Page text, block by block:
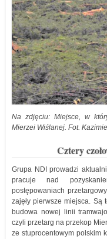
Na zdjęciu: Miejsce, w
Mierzei Wiślanej. Fot.
Cztery
Grupa NDI prowadzi
pracuje nad
postępowaniach
zajęły pierwsze miejsca. Są
budowa nowej linii
czyli przetarg na przekop
ze stuprocentowym polskim